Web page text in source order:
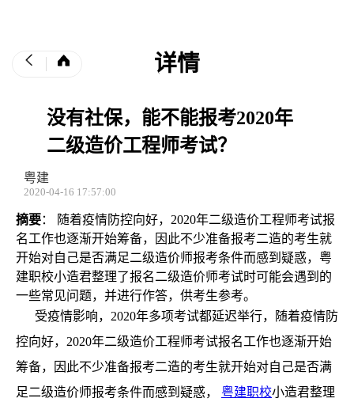
详情
没有社保，能不能报考2020年
二级造价工程师考试？
粤建
2020-04-16 17:57:00
摘要： 随着疫情防控向好，2020年二级造价工程师考试报
名工作也逐渐开始筹备，因此不少准备报考二造的考生就
开始对自己是否满足二级造价师报考条件而感到疑惑，粤
建职校小造君整理了报名二级造价师考试时可能会遇到的
一些常见问题，并进行作答，供考生参考。
受疫情影响，2020年多项考试都延迟举行，随着疫情防
控向好，2020年二级造价工程师考试报名工作也逐渐开始
筹备，因此不少准备报考二造的考生就开始对自己是否满
足二级造价师报考条件而感到疑惑， 粤建职校小造君整理